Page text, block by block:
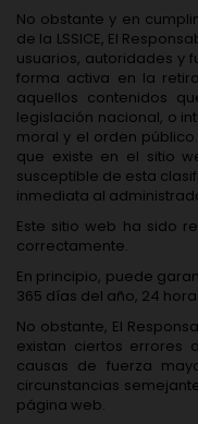
No obstante y en
de la LSSICE, El
usuarios, autoridades y
forma activa en la
aquellos contenidos
legislación nacional, o
moral y el orden
que existe en el sitio
susceptible de esta
inmediata al
Este sitio web ha sido
correctamente.
En principio, puede
365 días del año, 24
No obstante, El
existan ciertos errores
causas de fuerza
circunstancias
página web.